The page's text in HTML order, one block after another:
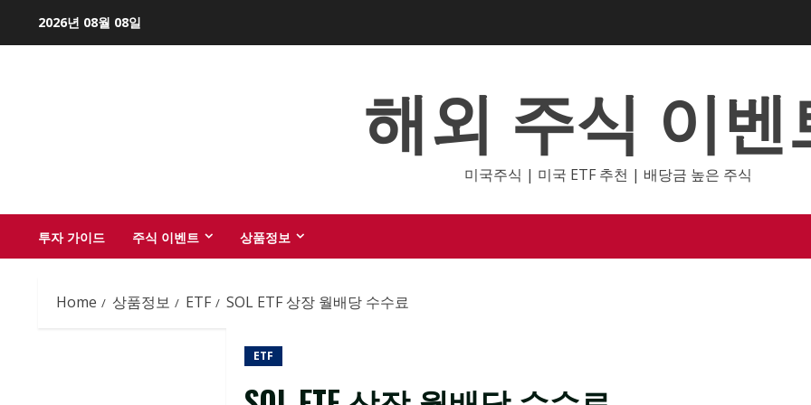
2026년 08월 08일
해외 주식 이벤
미국주식 | 미국 ETF 추천 | 배당금 높은 주식
투자 가이드 주식 이벤트 상품정보
Home 상품정보 ETF SOL ETF 상장 월배당 수수료
ETF